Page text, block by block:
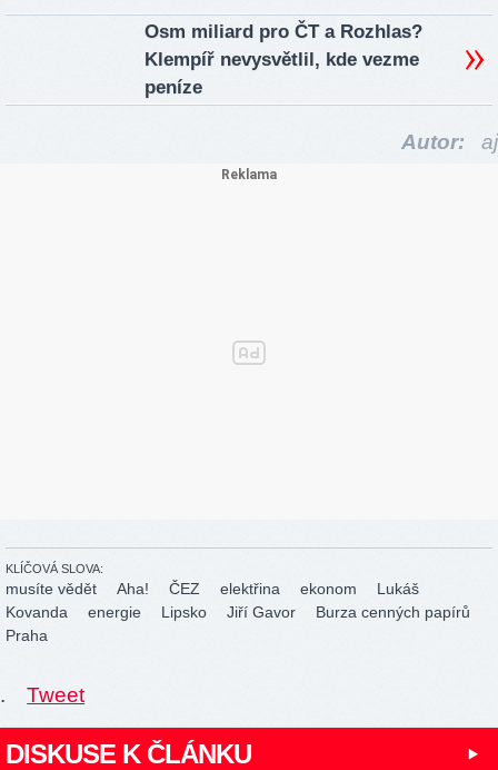
Osm miliard pro ČT a Rozhlas?
Klempíř nevysvětlil, kde vezme
peníze
Autor: aj
KLÍČOVÁ SLOVA:
musíte vědět Aha! ČEZ elektřina ekonom
Lukáš
Kovanda
energie Lipsko Jiří Gavor
Burza cenných papírů
Praha
. Tweet
DISKUSE K ČLÁNKU